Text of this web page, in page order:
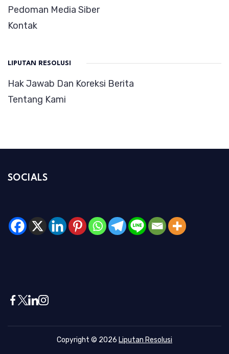
Pedoman Media Siber
Kontak
LIPUTAN RESOLUSI
Hak Jawab Dan Koreksi Berita
Tentang Kami
SOCIALS
Copyright © 2026 Liputan Resolusi